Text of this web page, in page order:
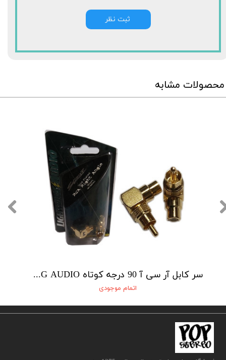
ثبت نظر
محصولات مشابه
سر کابل آر سی آ 90 درجه کوتاه LIGHTNING AUDIO
اتمام موجودی